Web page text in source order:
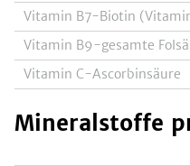
Vitamin B7-Biotin
Vitamin B9-gesamte
Vitamin C-Ascorbinsäure
Mineralstoffe